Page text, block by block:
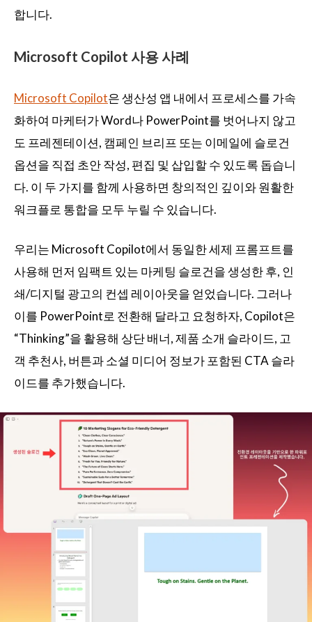
합니다.
Microsoft Copilot 사용 사례
Microsoft Copilot은 생산성 앱 내에서 프로세스를 가속
화하여 마케터가 Word나 PowerPoint를 벗어나지 않고
도 프레젠테이션, 캠페인 브리프 또는 이메일에 슬로건
옵션을 직접 초안 작성, 편집 및 삽입할 수 있도록 돕습니
다. 이 두 가지를 함께 사용하면 창의적인 깊이와 원활한
워크플로 통합을 모두 누릴 수 있습니다.
우리는 Microsoft Copilot에서 동일한 세제 프롬프트를
사용해 먼저 임팩트 있는 마케팅 슬로건을 생성한 후, 인
쇄/디지털 광고의 컨셉 레이아웃을 얻었습니다. 그러나
이를 PowerPoint로 전환해 달라고 요청하자, Copilot은
“Thinking”을 활용해 상단 배너, 제품 소개 슬라이드, 고
객 추천사, 버튼과 소셜 미디어 정보가 포함된 CTA 슬라
이드를 추가했습니다.